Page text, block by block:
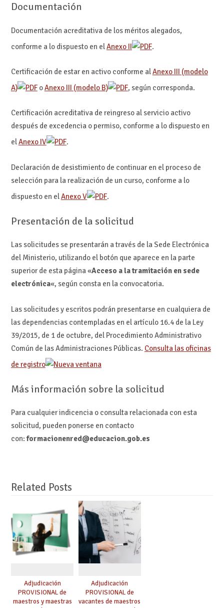
Documentación
Documentación acreditativa de los méritos alegados,
conforme a lo dispuesto en elAnexo II .
Certificación de estar en activo conforme alAnexo III (modelo
A)
oAnexo III (modelo B) , según corresponda.
Certificación acreditativa de reingreso al servicio activo
después de excedencia o permiso, conforme a lo dispuesto en
elAnexo IV .
Declaración de desistimiento de continuar en el proceso de
selección para la realización de un curso, conforme a lo
dispuesto en elAnexo V .
Presentación de la solicitud
Las solicitudes se presentarán a través de la Sede Electrónica
del Ministerio, utilizando el botón que aparece en la parte
superior de esta página «Acceso a la tramitación en sede
electrónica«, según consta en la convocatoria.
Las solicitudes y escritos podrán presentarse en cualquiera de
las dependencias contempladas en el artículo 16.4 de la Ley
39/2015, de 1 de octubre, del Procedimiento Administrativo
Común de las Administraciones Públicas. Consulta las oficinas
de registro
Más información sobre la solicitud
Para cualquier indicencia o consulta relacionada con esta
solicitud, pueden ponerse en contacto
con:formacionenred@educacion.gob.es
Related Posts
Adjudicación
PROVISIONAL de
maestros y maestras
Adjudicación
PROVISIONAL de
vacantes de maestros